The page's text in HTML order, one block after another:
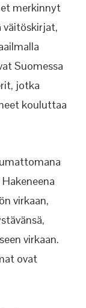
merkinnyt
väitöskirjat,
Suomessa
jotka
kouluttaa
virkaan,
virkaan.
ovat